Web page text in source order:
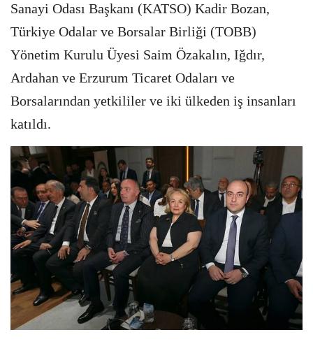
Sanayi Odası Başkanı (KATSO) Kadir Bozan,
Türkiye Odalar ve Borsalar Birliği (TOBB)
Yönetim Kurulu Üyesi Saim Özakalın, Iğdır,
Ardahan ve Erzurum Ticaret Odaları ve
Borsalarından yetkililer ve iki ülkeden iş insanları
katıldı.